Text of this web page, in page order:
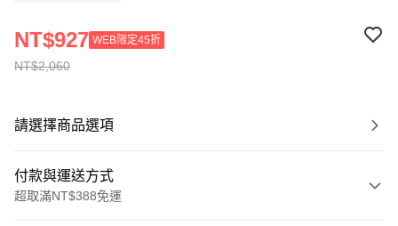
NT$2,060
NT$927 WEB限定45折
請選擇商品選項
付款與運送方式
超取滿NT$388免運